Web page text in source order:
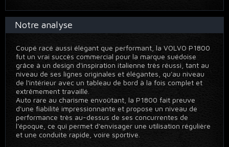
Notre analyse
Coupé racé aussi élégant que performant, la VOLVO P1800
fut un vrai succès commercial pour la marque suédoise
grâce à un design d'inspiration italienne très réussi, tant au
niveau de ses lignes originales et élégantes, qu'au niveau
de l'intérieur avec un tableau de bord à la fois complet et
extrêmement travaillé.
Auto rare au charisme envoûtant, la P1800 fait preuve
d'une fiabilité impressionnante et propose un niveau de
performance très au-dessus de ses concurrentes de
l'époque, ce qui permet d'envisager une utilisation régulière
et une conduite rapide, voire sportive.